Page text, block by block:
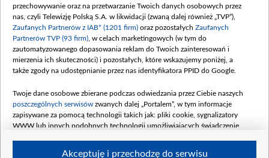
Czytelnia
Centrum Europy
O nas
Kontakt
Informacje o nadawcy
Serwisy partnerskie
belsat.eu
slava.tv
tvpworld.com
przechowywanie oraz na przetwarzanie Twoich danych osobowych przez
nas, czyli Telewizję Polską S.A. w likwidacji (zwaną dalej również „TVP”),
Zaufanych Partnerów z IAB* (1201 firm) oraz pozostałych Zaufanych
Partnerów TVP (93 firm) , w celach marketingowych (w tym do
zautomatyzowanego dopasowania reklam do Twoich zainteresowań i
mierzenia ich skuteczności) i pozostałych, które wskazujemy poniżej, a
także zgody na udostępnianie przez nas identyfikatora PPID do Google.
Twoje dane osobowe zbierane podczas odwiedzania przez Ciebie naszych
poszczególnych serwisów zwanych dalej „Portalem”, w tym informacje
zapisywane za pomocą technologii takich jak: pliki cookie, sygnalizatory
WWW lub innych podobnych technologii umożliwiających świadczenie
Akceptuję i przechodzę do serwisu